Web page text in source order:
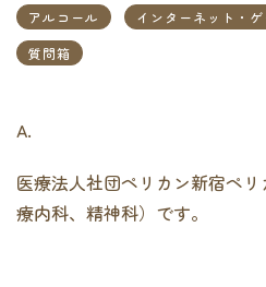
アルコール インターネット・
質問箱
A.
医療法人社団ペリカン新宿ペ
療内科、精神科）です。